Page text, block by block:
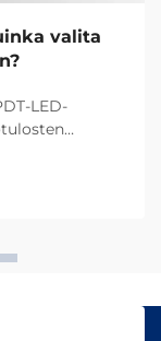
valita
LED-
ja
mikä tekee...